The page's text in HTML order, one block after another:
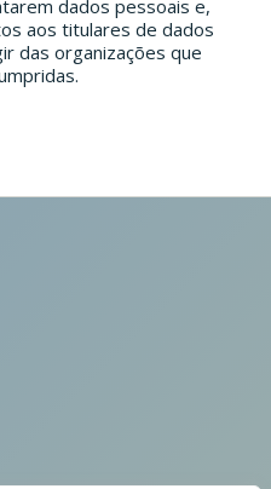
dados pessoais e,
aos titulares de dados
das organizações que